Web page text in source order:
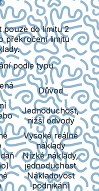
pouze do limitu 2
překročení limitu
podle typu
Důvod
Jednoduchost,
nižší odvody
Vysoké reálné
náklady
Nízké náklady,
jednoduchost
Nákladovost
podnikání